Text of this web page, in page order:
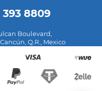
393 8809
Boulevard,
Q.R., Mexico